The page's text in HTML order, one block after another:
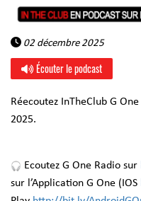
02 décembre 2025
Écouter le podcast
Réecoutez InTheClub G
2025.
Ecoutez G One Radio sur
sur l’Application G One (IOS